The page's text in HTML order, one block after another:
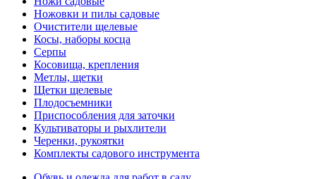
Ножовки и пилы садовые
Очистители щелевые
Косы, наборы косца
Серпы
Косовища, крепления
Метлы, щетки
Щетки щелевые
Плодосъемники
Приспособления для заточки
Культиваторы и рыхлители
Черенки, рукоятки
Комплекты садового инструмента